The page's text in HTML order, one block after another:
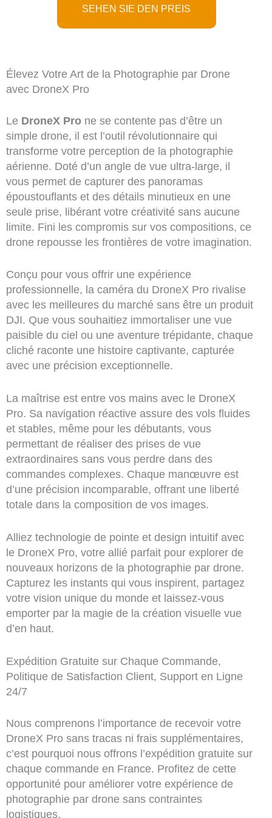
SEHEN SIE DEN PREIS
Élevez Votre Art de la Photographie par Drone
avec DroneX Pro
Le DroneX Prone se contente pas d’être un
simple drone, il est l’outil révolutionnaire qui
transforme votre perception de la photographie
aérienne. Doté d’un angle de vue ultra-large, il
vous permet de capturer des panoramas
époustouflants et des détails minutieux en une
seule prise, libérant votre créativité sans aucune
limite. Fini les compromis sur vos compositions, ce
drone repousse les frontières de votre imagination.
Conçu pour vous offrir une expérience
professionnelle, la caméra du DroneX Pro rivalise
avec les meilleures du marché sans être un produit
DJI. Que vous souhaitiez immortaliser une vue
paisible du ciel ou une aventure trépidante, chaque
cliché raconte une histoire captivante, capturée
avec une précision exceptionnelle.
La maîtrise est entre vos mains avec le DroneX
Pro. Sa navigation réactive assure des vols fluides
et stables, même pour les débutants, vous
permettant de réaliser des prises de vue
extraordinaires sans vous perdre dans des
commandes complexes. Chaque manœuvre est
d’une précision incomparable, offrant une liberté
totale dans la composition de vos images.
Alliez technologie de pointe et design intuitif avec
le DroneX Pro, votre allié parfait pour explorer de
nouveaux horizons de la photographie par drone.
Capturez les instants qui vous inspirent, partagez
votre vision unique du monde et laissez-vous
emporter par la magie de la création visuelle vue
d’en haut.
Expédition Gratuite sur Chaque Commande,
Politique de Satisfaction Client, Support en Ligne
24/7
Nous comprenons l’importance de recevoir votre
DroneX Pro sans tracas ni frais supplémentaires,
c’est pourquoi nous offrons l’expédition gratuite sur
chaque commande en France. Profitez de cette
opportunité pour améliorer votre expérience de
photographie par drone sans contraintes
logistiques.